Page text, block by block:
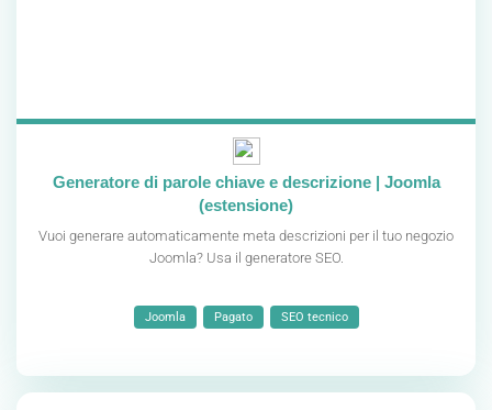
Generatore di parole chiave e descrizione | Joomla
(estensione)
Vuoi generare automaticamente meta descrizioni per il tuo negozio
Joomla? Usa il generatore SEO.
Joomla Pagato SEO tecnico